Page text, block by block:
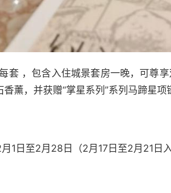
套 ，包含入住城景套房一晚，可尊
薰，并获赠“掌星系列”系列马蹄星项
1日至2月28日（2月17日至2月21日